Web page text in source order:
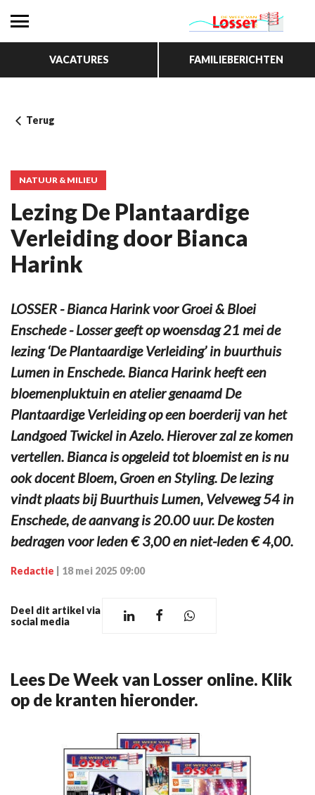
VACATURES FAMILIEBERICHTEN
Terug
NATUUR & MILIEU
Lezing De Plantaardige
Verleiding door Bianca
Harink
LOSSER - Bianca Harink voor Groei & Bloei
Enschede - Losser geeft op woensdag 21 mei de
lezing ‘De Plantaardige Verleiding’ in buurthuis
Lumen in Enschede. Bianca Harink heeft een
bloemenpluktuin en atelier genaamd De
Plantaardige Verleiding op een boerderij van het
Landgoed Twickel in Azelo. Hierover zal ze komen
vertellen. Bianca is opgeleid tot bloemist en is nu
ook docent Bloem, Groen en Styling. De lezing
vindt plaats bij Buurthuis Lumen, Velveweg 54 in
Enschede, de aanvang is 20.00 uur. De kosten
bedragen voor leden € 3,00 en niet-leden € 4,00.
Redactie 18 mei 2025 09:00
Deel dit artikel via
social media
Lees De Week van Losser online. Klik
op de kranten hieronder.